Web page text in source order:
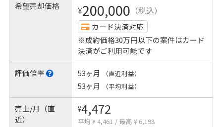
希望売却価格 ¥200,000 （税込）
カード決済対応
※成約価格30万円以下の案件はカード
決済がご利用可能です
評価倍率 53ヶ月 （直近利益）
53ヶ月 （平均利益）
売上/月（直
近）
¥4,472
平均 ¥ 4,461 / 最高 ¥ 6,198